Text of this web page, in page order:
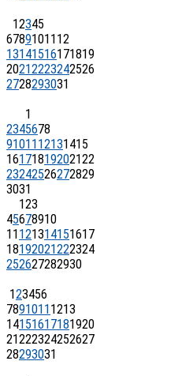
12345
67891011 12
13141516171819
20212223242526
2728293031
1
2345678
91011 12131415
16171819202122
23242526272829
3031
123
45678910
11 121314151617
18192021222324
252627282930
123456
7891011 1213
14151617181920
21222324252627
28293031